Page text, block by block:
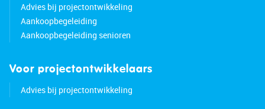
Advies bij projectontwikkeling
Aankoopbegeleiding
Aankoopbegeleiding senioren
Voor projectontwikkelaars
Advies bij projectontwikkeling